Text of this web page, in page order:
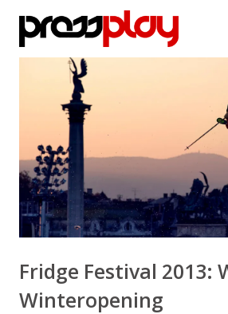
Fridge Festival 2013:
Winteropening